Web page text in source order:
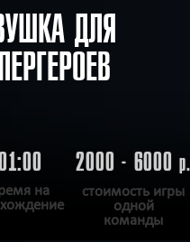
ДЛЯ
на
2000 - 6000р.
стоимость игры
одной
команды